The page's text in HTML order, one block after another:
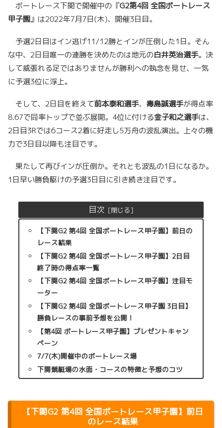
ボートレース下関で開催中の『G2第4回 全国ボートレース
甲子園』は2022年7月7日(木)、開催3日目。
予選2日目はイン逃げ11/12勝とインが圧倒した1日。そん
な中、2日目唯一の連勝を決めたのは地元の白井英治選手。決
して威張れる足ではありませんが勝利への執念を見せ、一気
に予選3位に浮上。
そして、2日目を終えて前本泰和選手、 毒島誠選手が得点率
8.67で同率トップで並ぶ展開。4位に付ける金子和之選手は、
2日目3Rでは6コース2着に好走し5万舟の波乱演出。上々の機
力で3日目以降も注目です。
果たして再びインが圧倒か。それとも波乱の1日になるか。
1日早い勝負駆けの予選3日目に引き続き注目です。
目次
【下関G2 第4回 全国ボートレース甲子園】前日の
レース結果
【下関G2 第4回 全国ボートレース甲子園】2日目
終了時の得点率一覧
【下関G2 第4回 全国ボートレース甲子園】注目モ
ーター
【下関G2 第4回 全国ボートレース甲子園 3日目】
勝負レースの事前予想を公開！
【第4回 ボートレース甲子園】プレゼントキャン
ペーン
7/7(木)開催中のボートレース場
下関競艇場の水面・コースの特徴と予想のコツ
【下関G2 第4回 全国ボートレース甲子園】前日
のレース結果